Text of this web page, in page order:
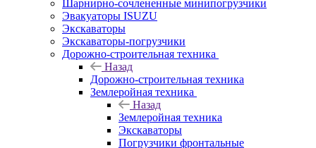
Шарнирно-сочлененные минипогрузчики
Эвакуаторы ISUZU
Экскаваторы
Экскаваторы-погрузчики
Дорожно-строительная техника
Назад
Дорожно-строительная техника
Землеройная техника
Назад
Землеройная техника
Экскаваторы
Погрузчики фронтальные